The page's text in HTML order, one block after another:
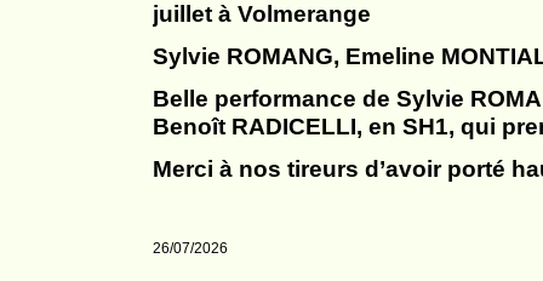
juillet à Volmerange
Sylvie ROMANG, Emeline
Belle performance de Sylvie
Benoît RADICELLI, en SH1, qui
Merci à nos tireurs d’avoir porté
26/07/2026